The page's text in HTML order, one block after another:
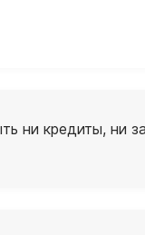
ни кредиты,